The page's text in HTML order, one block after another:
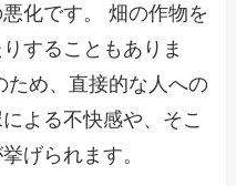
化です。 畑の作物を
することもありま
ため、直接的な人への
よる不快感や、そこ
げられます。